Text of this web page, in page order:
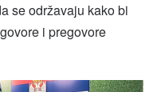
se održavaju kako bi
i pregovore